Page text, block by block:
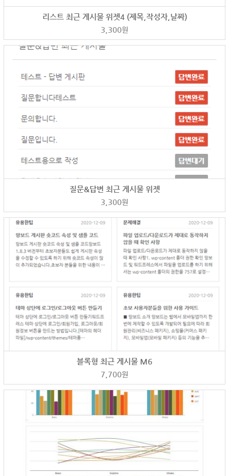
리스트 최근 게시물 위젯4 (제목,작성자,날짜)
3,300원
질문&답변 최근 게시물 위젯
3,300원
블록형 최근 게시물 M6
7,700원